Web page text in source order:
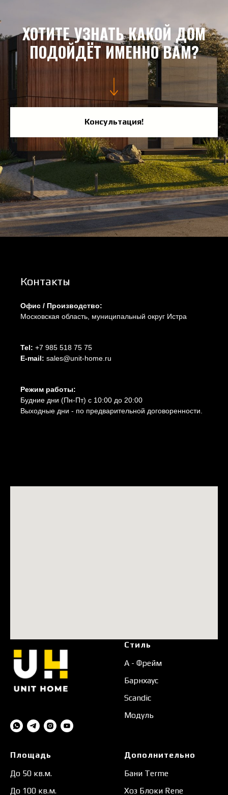
ХОТИТЕ УЗНАТЬ КАКОЙ ДОМ
ПОДОЙДЁТ ИМЕННО ВАМ?
Консультация!
Контакты
Офис / Производство:
Московская область, муниципальный округ Истра
Tel: +7 985 518 75 75
E-mail: sales@unit-home.ru
Режим работы:
Будние дни (Пн-Пт) с 10:00 до 20:00
Выходные дни - по предварительной договоренности.
Стиль
А - Фрейм
Барнхаус
Scandic
Модуль
Площадь
До 50 кв.м.
До 100 кв.м.
Дополнительно
Бани Terme
Хоз Блоки Rene